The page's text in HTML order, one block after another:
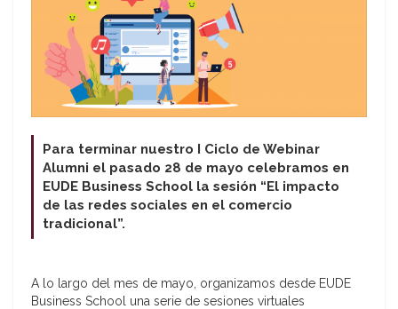
Para terminar nuestro I Ciclo de Webinar
Alumni el pasado 28 de mayo celebramos en
EUDE Business School la sesión “El impacto
de las redes sociales en el comercio
tradicional”.
A lo largo del mes de mayo, organizamos desde EUDE
Business School una serie de sesiones virtuales